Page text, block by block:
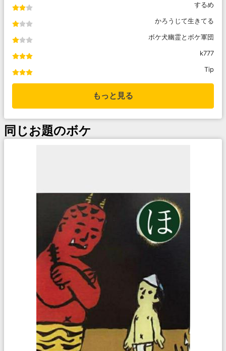
するめ
かろうじて生きてる
ボケ犬幽霊とボケ軍団
k777
Tip
もっと見る
同じお題のボケ